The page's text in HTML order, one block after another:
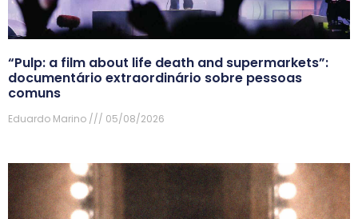
“Pulp: a film about life death and supermarkets”:
documentário extraordinário sobre pessoas
comuns
Eduardo Marino 05/08/2026